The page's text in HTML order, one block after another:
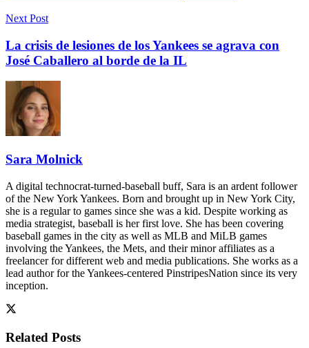
Next Post
La crisis de lesiones de los Yankees se agrava con
José Caballero al borde de la IL
Sara Molnick
A digital technocrat-turned-baseball buff, Sara is an ardent follower
of the New York Yankees. Born and brought up in New York City,
she is a regular to games since she was a kid. Despite working as
media strategist, baseball is her first love. She has been covering
baseball games in the city as well as MLB and MiLB games
involving the Yankees, the Mets, and their minor affiliates as a
freelancer for different web and media publications. She works as a
lead author for the Yankees-centered PinstripesNation since its very
inception.
Related Posts